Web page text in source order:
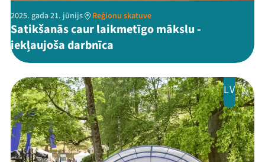
2025. gada 21. jūnijs Reģionu skatuve
Satikšanās caur laikmetīgo mākslu -
iekļaujoša darbnīca
LV